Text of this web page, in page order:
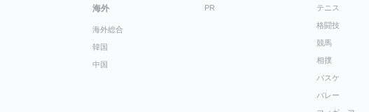
海外
海外総合
韓国
中国
PR テニス
格闘技
競馬
相撲
バスケ
バレー